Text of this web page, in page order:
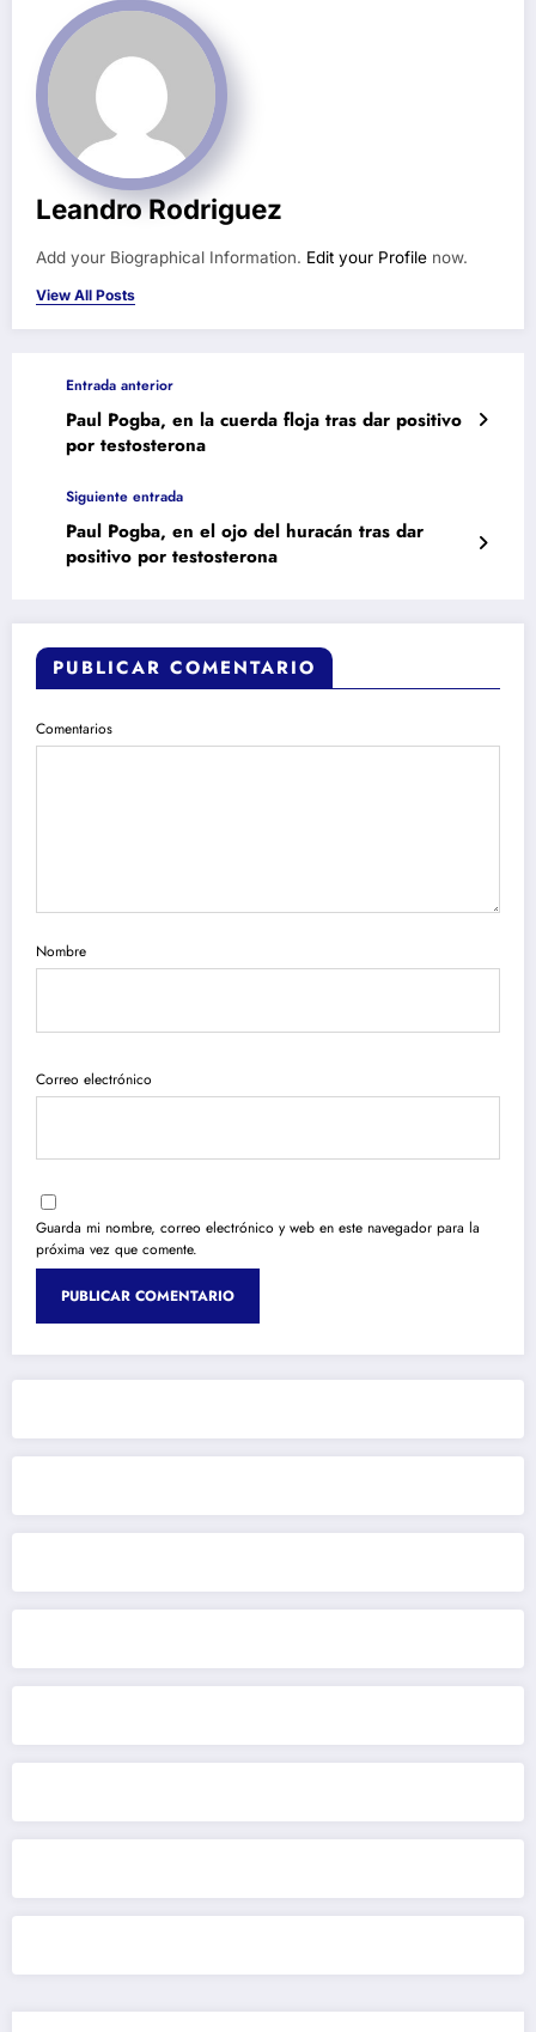
Leandro Rodriguez
Add your Biographical Information. Edit your Profile now.
View All Posts
Entrada anterior
Paul Pogba, en la cuerda floja tras dar positivo
por testosterona
Siguiente entrada
Paul Pogba, en el ojo del huracán tras dar
positivo por testosterona
PUBLICAR COMENTARIO
Comentarios
Nombre
Correo electrónico
Guarda mi nombre, correo electrónico y web en este navegador para la
próxima vez que comente.